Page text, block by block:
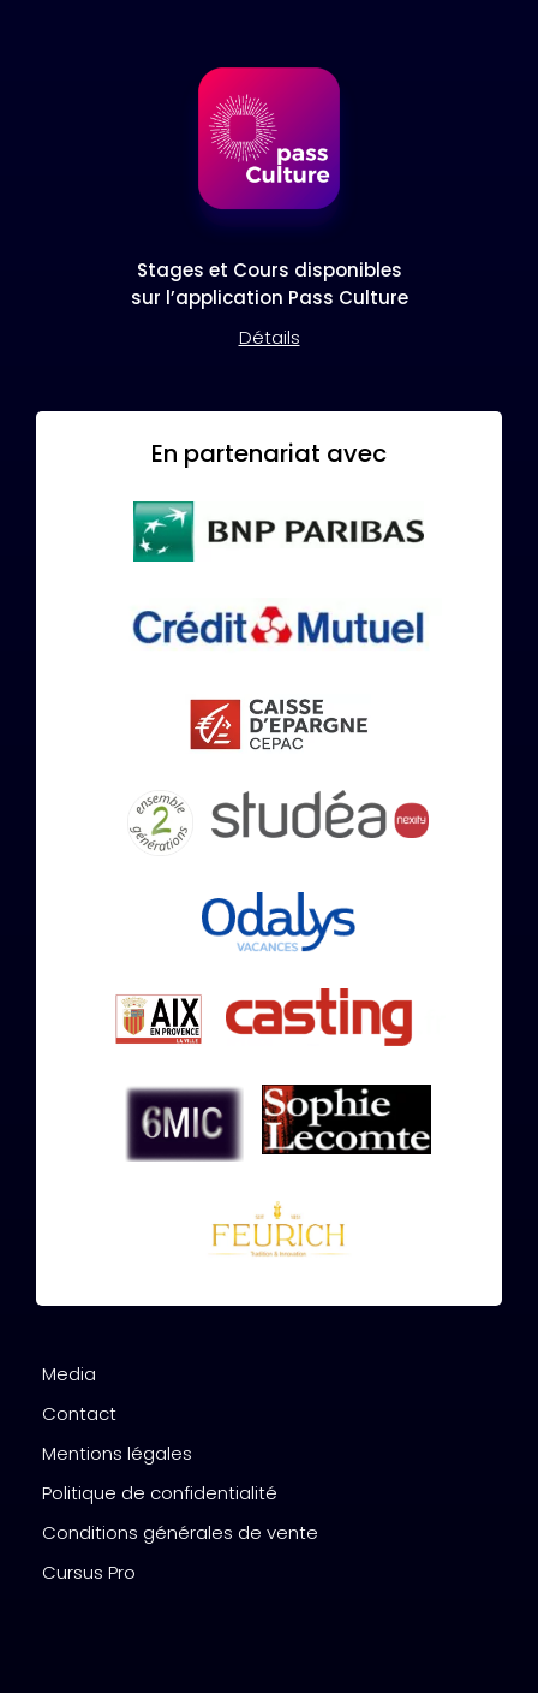
Stages et Cours disponibles
sur l’application Pass Culture
Détails
En partenariat avec
Media
Contact
Mentions légales
Politique de confidentialité
Conditions générales de vente
Cursus Pro